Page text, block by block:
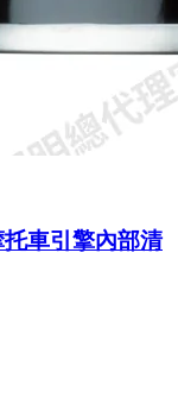
車引擎內部清